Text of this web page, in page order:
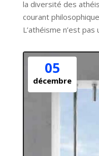
la diversité des
courant
L’athéisme n’est
05
décembre